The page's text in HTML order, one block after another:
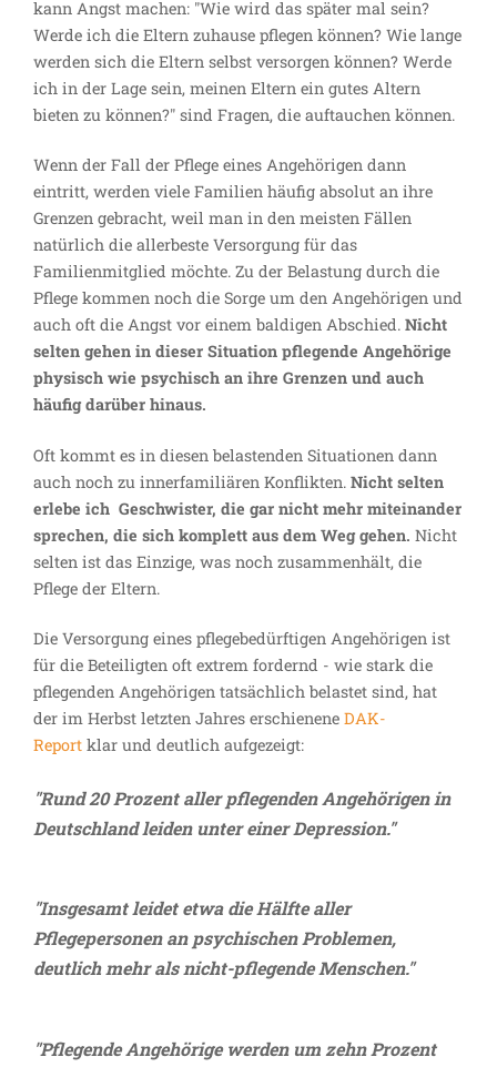
kann Angst machen: "Wie wird das später mal sein?
Werde ich die Eltern zuhause pflegen können? Wie lange
werden sich die Eltern selbst versorgen können? Werde
ich in der Lage sein, meinen Eltern ein gutes Altern
bieten zu können?" sind Fragen, die auftauchen können.
Wenn der Fall der Pflege eines Angehörigen dann
eintritt, werden viele Familien häufig absolut an ihre
Grenzen gebracht, weil man in den meisten Fällen
natürlich die allerbeste Versorgung für das
Familienmitglied möchte. Zu der Belastung durch die
Pflege kommen noch die Sorge um den Angehörigen und
auch oft die Angst vor einem baldigen Abschied. Nicht
selten gehen in dieser Situation pflegende Angehörige
physisch wie psychisch an ihre Grenzen und auch
häufig darüber hinaus.
Oft kommt es in diesen belastenden Situationen dann
auch noch zu innerfamiliären Konflikten. Nicht selten
erlebe ich Geschwister, die gar nicht mehr miteinander
sprechen, die sich komplett aus dem Weg gehen. Nicht
selten ist das Einzige, was noch zusammenhält, die
Pflege der Eltern.
Die Versorgung eines pflegebedürftigen Angehörigen ist
für die Beteiligten oft extrem fordernd - wie stark die
pflegenden Angehörigen tatsächlich belastet sind, hat
der im Herbst letzten Jahres erschienene DAK-
Report klar und deutlich aufgezeigt:
"Rund 20 Prozent aller pflegenden Angehörigen in
Deutschland leiden unter einer Depression."
"Insgesamt leidet etwa die Hälfte aller
Pflegepersonen an psychischen Problemen,
deutlich mehr als nicht-pflegende Menschen."
"Pflegende Angehörige werden um zehn Prozent